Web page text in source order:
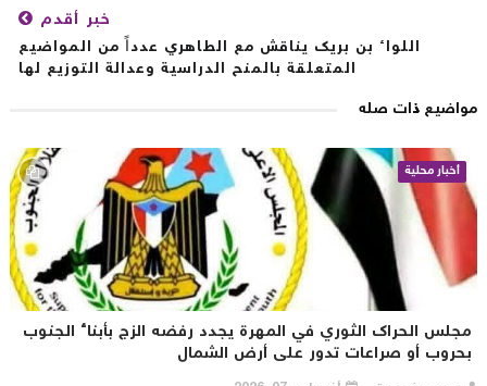
خبر أقدم
اللواء بن بريك يناقش مع الطاهري عدداً من المواضيع
المتعلقة بالمنح الدراسية وعدالة التوزيع لها
ذات صله
أخبار محلية
الحراك الثوري في المهرة يجدد رفضه الزج بأبناء الجنوب
أو صراعات تدور على أرض الشمال